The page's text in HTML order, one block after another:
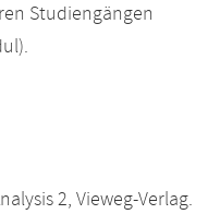
Studiengängen
2, Vieweg-Verlag.